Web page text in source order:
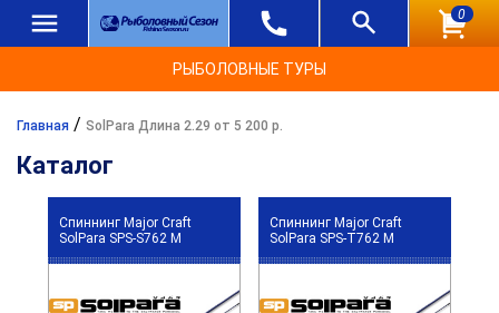
0
РЫБОЛОВНЫЕ ТУРЫ
Главная / SolPara Длина 2.29 от 5 200 р.
Каталог
Спиннинг Major Craft
SolPara SPS-S762 M
Спиннинг Major Craft
SolPara SPS-T762 M